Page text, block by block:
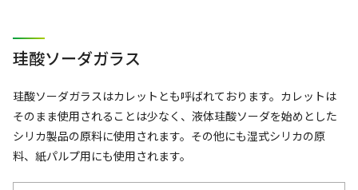
珪酸ソーダガラス
珪酸ソーダガラスはカレットとも呼ばれております。カレットは
そのまま使用されることは少なく、液体珪酸ソーダを始めとした
シリカ製品の原料に使用されます。その他にも湿式シリカの原
料、紙パルプ用にも使用されます。